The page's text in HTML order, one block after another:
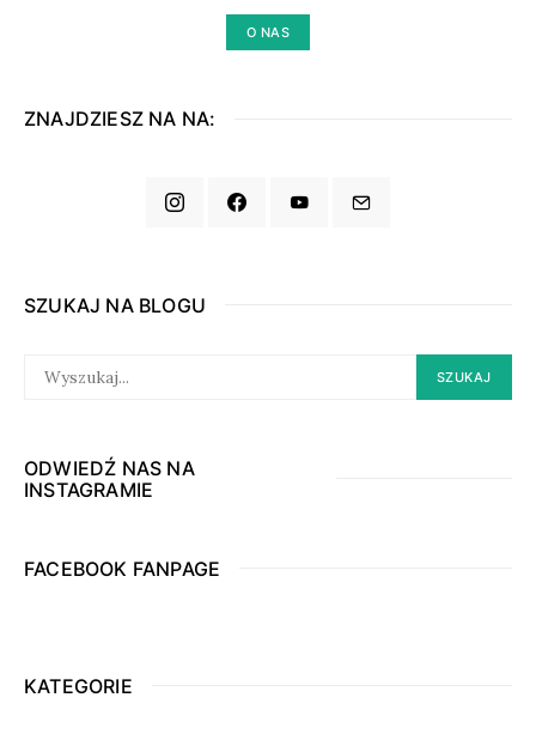
O NAS
ZNAJDZIESZ NA NA:
SZUKAJ NA BLOGU
FOR:
SZUKAJ
ODWIEDŹ NAS NA
INSTAGRAMIE
FACEBOOK FANPAGE
KATEGORIE